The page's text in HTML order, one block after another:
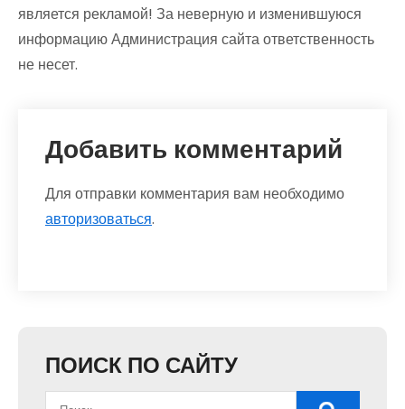
является рекламой! За неверную и изменившуюся
информацию Администрация сайта ответственность
не несет.
Добавить комментарий
Для отправки комментария вам необходимо
авторизоваться.
ПОИСК ПО САЙТУ